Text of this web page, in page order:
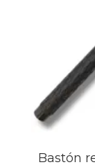
Bastón